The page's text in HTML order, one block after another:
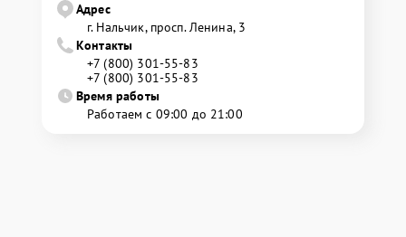
Адрес
г. Нальчик, просп. Ленина, 3
Контакты
+7 (800) 301-55-83
+7 (800) 301-55-83
Время работы
Работаем с 09:00 до 21:00